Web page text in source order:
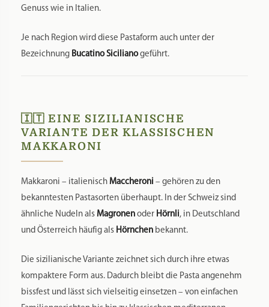
Genuss wie in Italien.
Je nach Region wird diese Pastaform auch unter der
Bezeichnung Bucatino Sicilianogeführt.
🇮🇹 EINE SIZILIANISCHE
VARIANTE DER KLASSISCHEN
MAKKARONI
Makkaroni – italienisch Maccheroni – gehören zu den
bekanntesten Pastasorten überhaupt. In der Schweiz sind
ähnliche Nudeln als Magronen oder Hörnli, in Deutschland
und Österreich häufig als Hörnchen bekannt.
Die sizilianische Variante zeichnet sich durch ihre etwas
kompaktere Form aus. Dadurch bleibt die Pasta angenehm
bissfest und lässt sich vielseitig einsetzen – von einfachen